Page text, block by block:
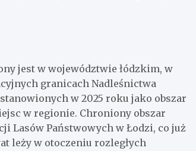
jest w województwie łódzkim, w
granicach Nadleśnictwa
w 2025 roku jako obszar
w regionie. Chroniony obszar
Lasów Państwowych w Łodzi, co już
leży w otoczeniu rozległych